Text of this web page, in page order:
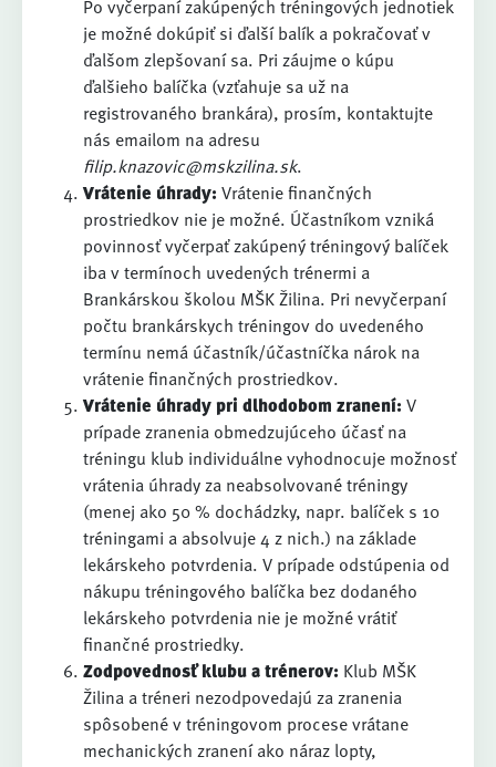
Po vyčerpaní zakúpených tréningových jednotiek
je možné dokúpiť si ďalší balík a pokračovať v
ďalšom zlepšovaní sa. Pri záujme o kúpu
ďalšieho balíčka (vzťahuje sa už na
registrovaného brankára), prosím, kontaktujte
nás emailom na adresu
filip.knazovic@mskzilina.sk.
Vrátenie úhrady: Vrátenie finančných
prostriedkov nie je možné. Účastníkom vzniká
povinnosť vyčerpať zakúpený tréningový balíček
iba v termínoch uvedených trénermi a
Brankárskou školou MŠK Žilina. Pri nevyčerpaní
počtu brankárskych tréningov do uvedeného
termínu nemá účastník/účastníčka nárok na
vrátenie finančných prostriedkov.
Vrátenie úhrady pri dlhodobom zranení: V
prípade zranenia obmedzujúceho účasť na
tréningu klub individuálne vyhodnocuje možnosť
vrátenia úhrady za neabsolvované tréningy
(menej ako 50 % dochádzky, napr. balíček s 10
tréningami a absolvuje 4 z nich.) na základe
lekárskeho potvrdenia. V prípade odstúpenia od
nákupu tréningového balíčka bez dodaného
lekárskeho potvrdenia nie je možné vrátiť
finančné prostriedky.
Zodpovednosť klubu a trénerov: Klub MŠK
Žilina a tréneri nezodpovedajú za zranenia
spôsobené v tréningovom procese vrátane
mechanických zranení ako náraz lopty,